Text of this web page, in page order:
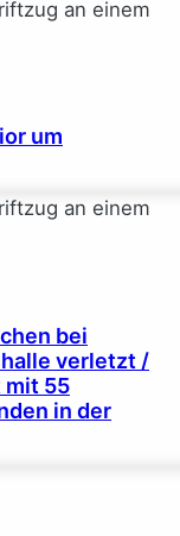
um
bei
verletzt /
mit 55
in der